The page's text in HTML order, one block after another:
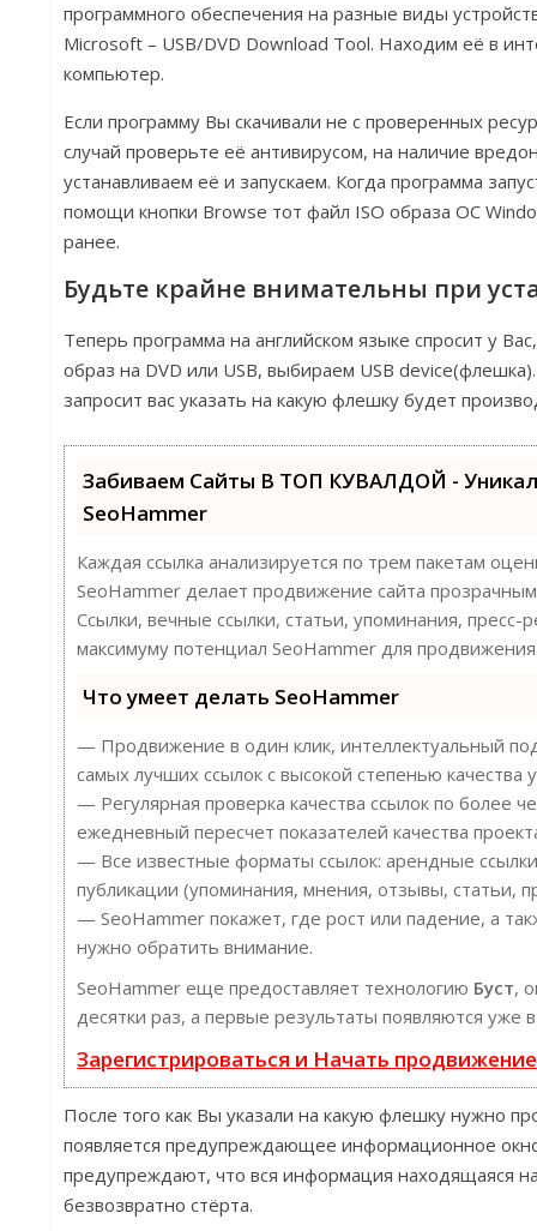
программного обеспечения на разные виды
Microsoft – USB/DVD Download Tool. Находим её в
компьютер.
Если программу Вы скачивали не с проверенных
случай проверьте её антивирусом, на наличие
устанавливаем её и запускаем. Когда программа
помощи кнопки Browse тот файл ISO образа ОС
ранее.
Будьте крайне внимательны при
Теперь программа на английском языке спросит у
образ на DVD или USB, выбираем USB
запросит вас указать на какую флешку будет
Забиваем Сайты В ТОП КУВАЛДОЙ -
SeoHammer
Каждая ссылка анализируется по трем пакетам
SeoHammer делает продвижение сайта
Ссылки, вечные ссылки, статьи, упоминания, пресс-
максимуму потенциал SeoHammer для
Что умеет делать SeoHammer
— Продвижение в один клик, интеллектуальный
самых лучших ссылок с высокой степенью качества
— Регулярная проверка качества ссылок по более
ежедневный пересчет показателей качества
— Все известные форматы ссылок: арендные
публикации (упоминания, мнения, отзывы, статьи,
— SeoHammer покажет, где рост или падение, а
нужно обратить внимание.
SeoHammer еще предоставляет технологию Буст,
десятки раз, а первые результаты появляются уже
Зарегистрироваться и Начать продвижение
После того как Вы указали на какую флешку нужно
появляется предупреждающее информационное
предупреждают, что вся информация находящаяся
безвозвратно стёрта.